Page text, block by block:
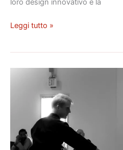
loro design innovativo e la
Leggi tutto »
marziali
tradizionali
giapponesi